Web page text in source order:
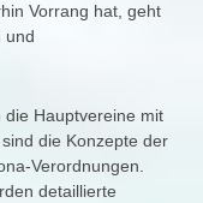
Vorrang hat, geht
und
Hauptvereine mit
die Konzepte der
Verordnungen.
detaillierte